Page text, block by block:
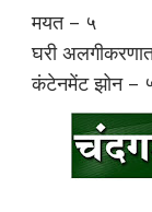
मयत – ५
घरी
कंटेनमेंट झोन –